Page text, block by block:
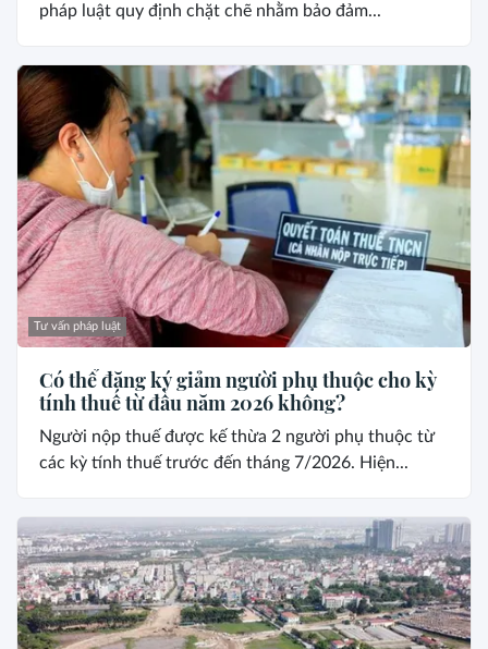
pháp luật quy định chặt chẽ nhằm bảo đảm...
Tư vấn pháp luật
Có thể đăng ký giảm người phụ thuộc cho kỳ
tính thuế từ đầu năm 2026 không?
Người nộp thuế được kế thừa 2 người phụ thuộc từ
các kỳ tính thuế trước đến tháng 7/2026. Hiện...